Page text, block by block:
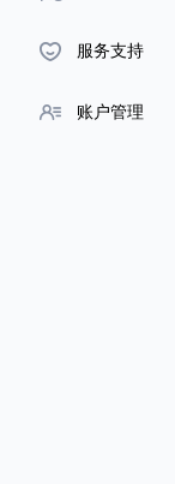
服务支持
账户管理